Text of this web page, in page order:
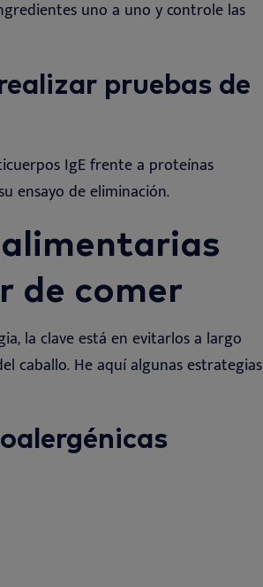
uno a uno y controle las
pruebas de
IgE frente a proteínas
ensayo de eliminación.
de comer
la clave está en evitarlos a largo
caballo. He aquí algunas estrategias